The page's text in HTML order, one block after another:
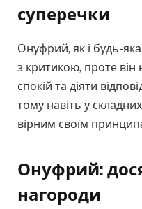
суперечки
Онуфрий, як і будь-
з критикою, проте він
спокій та діяти
тому навіть у
вірним своїм
Онуфрий:
нагороди